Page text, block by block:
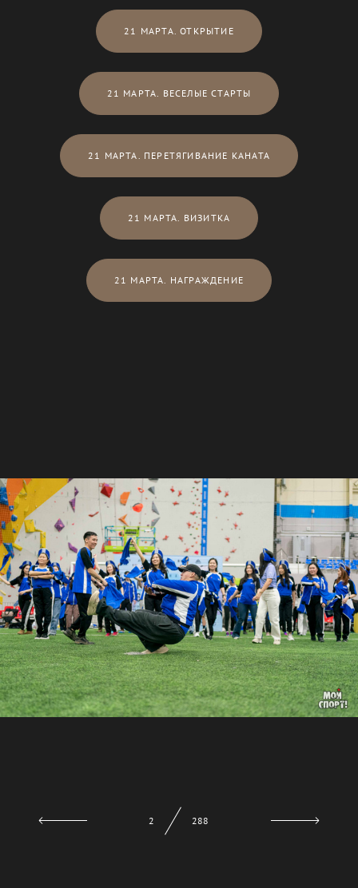
21 МАРТА. ОТКРЫТИЕ
21 МАРТА. ВЕСЕЛЫЕ СТАРТЫ
21 МАРТА. ПЕРЕТЯГИВАНИЕ КАНАТА
21 МАРТА. ВИЗИТКА
21 МАРТА. НАГРАЖДЕНИЕ
4 288